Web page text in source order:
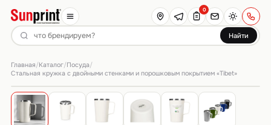
Найти
0
Главная/Каталог/Посуда/
Стальная кружка с двойными стенками и порошковым покрытием «Tibet»